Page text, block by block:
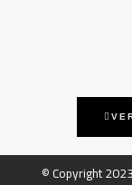
© Copyright